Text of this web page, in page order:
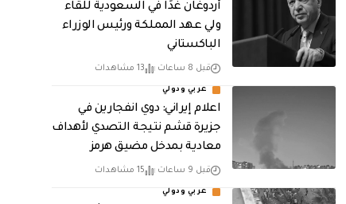
أردوغان غدًا في السعودية للقاء
ولي عهد المملكة ورئيس الوزراء
الباكستاني
قبل 8 ساعات 13 مشاهدات
عربي ودولي
اعلام إيراني: دوي انفجارين في
جزيرة قشم نتيجة التصدي لأهداف
معادية بمدخل مضيق هرمز
قبل 9 ساعات 15 مشاهدات
عربي ودولي